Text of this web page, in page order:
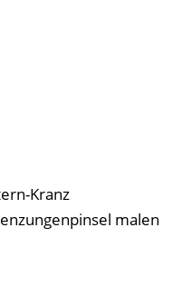
Kranz
malen